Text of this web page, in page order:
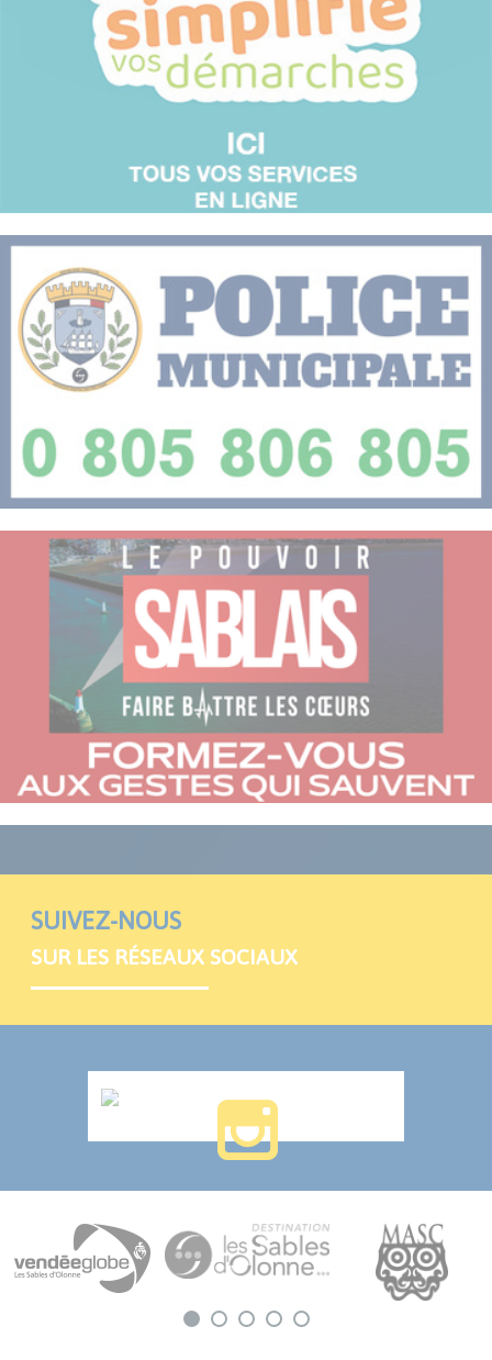
Le 08/08/2026
L'Autre Part
A partir de 72€
ATELIER CRÉATIF: ATTRAPE SOLEIL
Le 07/08/2026
ATELIER CRÉATIF: TABLEAU COQUILLAGES
SUIVEZ-NOUS
SUR LES RÉSEAUX SOCIAUX